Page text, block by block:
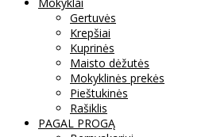
Gertuvės
Krepšiai
Kuprinės
Maisto dėžutės
Mokyklinės prekės
Pieštukinės
Rašiklis
PAGAL PROGĄ